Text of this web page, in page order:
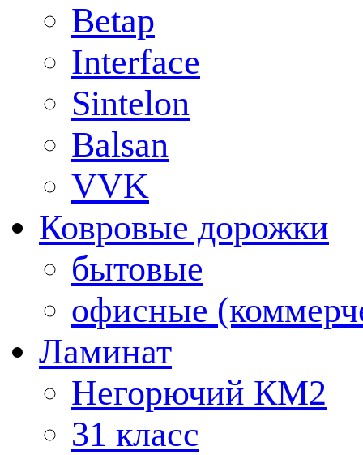
Betap
Interface
Sintelon
Balsan
VVK
Ковровые дорожки
бытовые
офисные
Ламинат
Негорючий КМ2
31 класс